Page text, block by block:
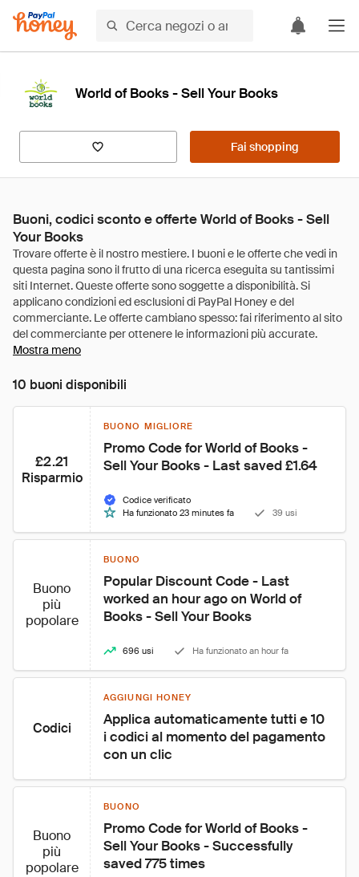
World of Books - Sell Your Books
Fai shopping
Buoni, codici sconto e offerte World of Books - Sell
Your Books
Mostra meno
10 buoni disponibili
£2.21
Risparmio
BUONO MIGLIORE
Promo Code for World of Books -
Sell Your Books - Last saved £1.64
Codice verificato
Ha funzionato 23 minutes fa
39 usi
Buono
più
popolare
BUONO
Popular Discount Code - Last
worked an hour ago on World of
Books - Sell Your Books
696 usi Ha funzionato an hour fa
Codici
AGGIUNGI HONEY
Applica automaticamente tutti e 10
i codici al momento del pagamento
con un clic
Buono
più
popolare
BUONO
Promo Code for World of Books -
Sell Your Books - Successfully
saved 775 times